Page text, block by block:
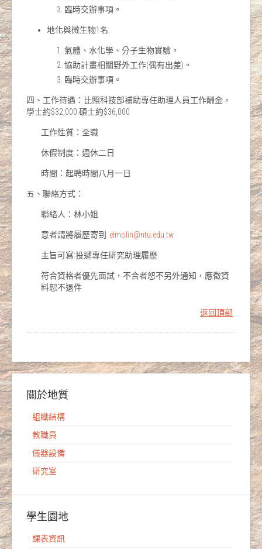
臨時交辦事項。
地化與微生物1名:
氣體、水化學、分子生物實驗。
協助計畫相關野外工作(偶有出差)。
臨時交辦事項。
四、工作待遇：比照科技部補助專任助理人員工作酬金，
學士約$32,000 碩士約$36,000
工作性質：全職
休假制度：週休二日
時間：起聘時間八月一日
五、聯絡方式：
聯絡人：林小姐
意者請將履歷寄到 elmolin@ntu.edu.tw
主旨可寫:投遞專任研究助理履歷
符合資格者優先面試，不合者恕不另外通知，應徵資
料恕不退件
返回頂部
關於地質
組織結構
教職員
儀器設備
研究室
學生園地
課表資訊